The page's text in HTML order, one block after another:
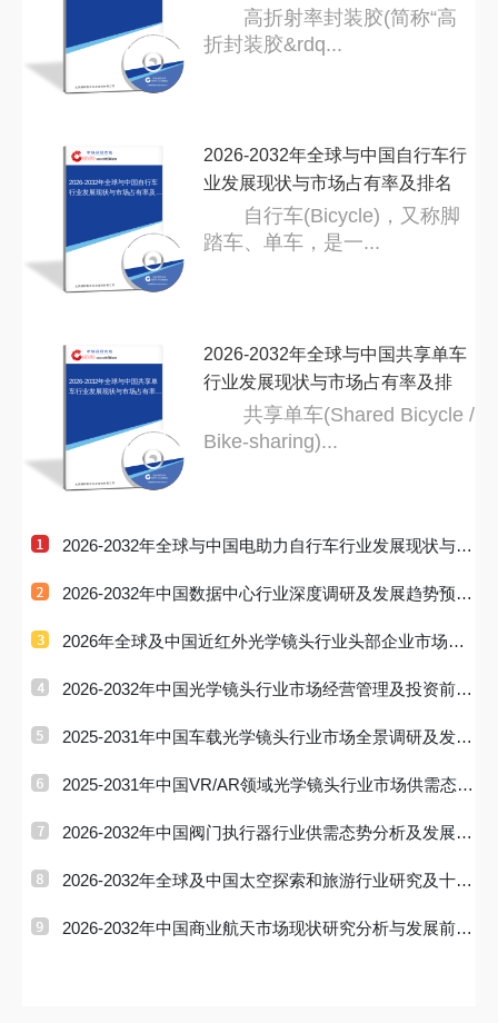
高折射率封装胶(简称“高
折封装胶&rdq...
2026-2032年全球与中国自行车
行业发展现状与市场占有率及排
2026-2032年全球与中国自行车行
业发展现状与市场占有率及排名
自行车(Bicycle)，又称脚
踏车、单车，是一...
2026-2032年全球与中国共享单
车行业发展现状与市场占有率及
2026-2032年全球与中国共享单车
行业发展现状与市场占有率及排
共享单车(Shared Bicycle /
Bike-sharing)...
2026-2032年全球与中国电助力自行车行业发展现状与市
场占有率及
2026-2032年中国数据中心行业深度调研及发展趋势预测
研究报告
2026年全球及中国近红外光学镜头行业头部企业市场占
有率及排名调
2026-2032年中国光学镜头行业市场经营管理及投资前景
预测报告
2025-2031年中国车载光学镜头行业市场全景调研及发展
前景研判报
2025-2031年中国VR/AR领域光学镜头行业市场供需态势
及发展趋向研
2026-2032年中国阀门执行器行业供需态势分析及发展趋
势预测报告
2026-2032年全球及中国太空探索和旅游行业研究及十五
五规划分析
2026-2032年中国商业航天市场现状研究分析与发展前景